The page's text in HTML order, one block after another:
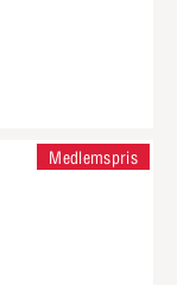
Medlemspris